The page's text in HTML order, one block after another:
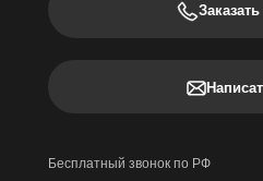
Бесплатный звонок по РФ